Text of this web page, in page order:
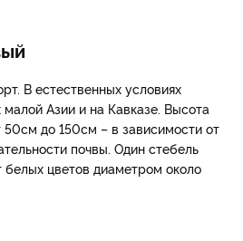
В естественных условиях
малой Азии и на Кавказе. Высота
50см до 150см – в зависимости от
почвы. Один стебель
цветов диаметром около